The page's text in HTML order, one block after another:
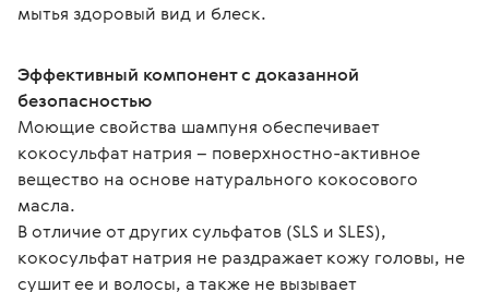
мытья здоровый вид и блеск.
Эффективный компонент с доказанной
безопасностью
Моющие свойства шампуня обеспечивает
кокосульфат натрия – поверхностно-активное
вещество на основе натурального кокосового
масла.
В отличие от других сульфатов (SLS и SLES),
кокосульфат натрия не раздражает кожу головы, не
сушит ее и волосы, а также не вызывает